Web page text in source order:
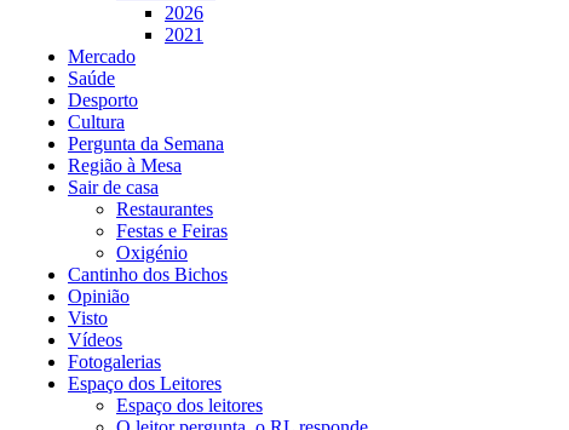
2026
2021
Mercado
Saúde
Desporto
Cultura
Pergunta da Semana
Região à Mesa
Sair de casa
Restaurantes
Festas e Feiras
Oxigénio
Cantinho dos Bichos
Opinião
Visto
Vídeos
Fotogalerias
Espaço dos Leitores
Espaço dos leitores